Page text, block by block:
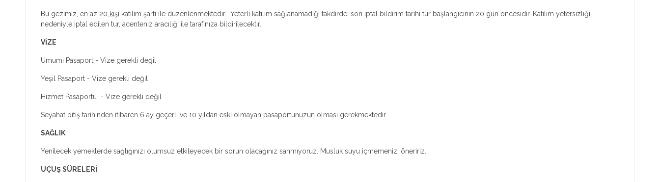
Bu gezimiz, en az 20 kişi katılım şartı ile düzenlenmektedir. Yeterli katılım sağlanamadığı takdirde, son iptal bildirim tarihi tur başlangıcının 20 gün öncesidir. Katılım yetersizliği
nedeniyle iptal edilen tur, acenteniz aracılığı ile tarafınıza bildirilecektir.
VİZE
Umumi Pasaport - Vize gerekli değil
Yeşil Pasaport - Vize gerekli değil
Hizmet Pasaportu - Vize gerekli değil
Seyahat bitiş tarihinden itibaren 6 ay geçerli ve 10 yıldan eski olmayan pasaportunuzun olması gerekmektedir.
SAĞLIK
Yenilecek yemeklerde sağlığınızı olumsuz etkileyecek bir sorun olacağınız sanmıyoruz. Musluk suyu içmemenizi öneririz.
UÇUŞ SÜRELERİ